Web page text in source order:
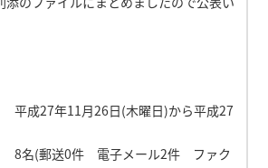
成27年11月26日(木曜日)から平成27
名(郵送0件 電子メール2件 ファク